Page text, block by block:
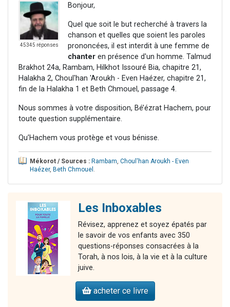
45345 réponses
Bonjour,
Quel que soit le but recherché à travers la
chanson et quelles que soient les paroles
prononcées, il est interdit à une femme de
chanter en présence d'un homme. Talmud
Brakhot 24a, Rambam, Hilkhot Issouré Bia, chapitre 21,
Halakha 2, Choul'han 'Aroukh - Even Haézer, chapitre 21,
fin de la Halakha 1 et Beth Chmouel, passage 4.
Nous sommes à votre disposition, Bé’ézrat Hachem, pour
toute question supplémentaire.
Qu’Hachem vous protège et vous bénisse.
Mékorot / Sources : Rambam, Choul'han Aroukh - Even
Haézer, Beth Chmouel .
Les Inboxables
Révisez, apprenez et soyez épatés par
le savoir de vos enfants avec 350
questions-réponses consacrées à la
Torah, à nos lois, à la vie et à la culture
juive.
acheter ce livre